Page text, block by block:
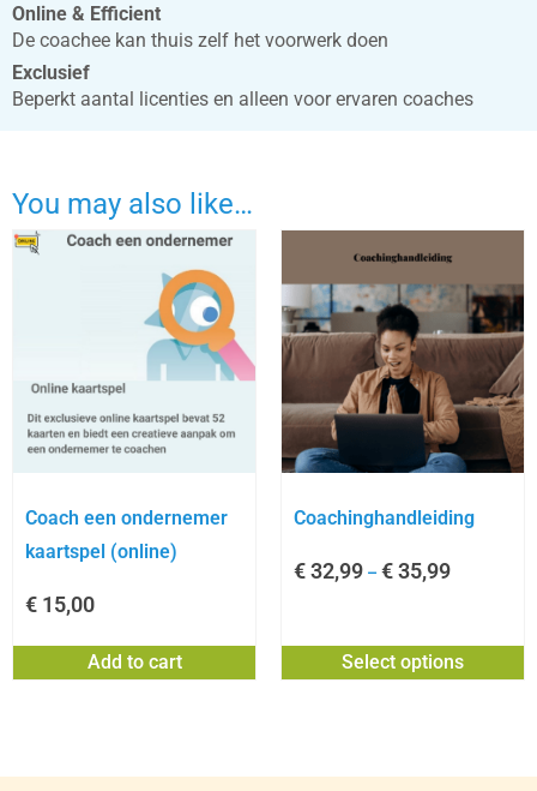
Online & Efficient
De coachee kan thuis zelf het voorwerk doen
Exclusief
Beperkt aantal licenties en alleen voor ervaren coaches
You may also like…
Coach een ondernemer
kaartspel (online)
€ 15,00
Add to cart
Coachinghandleiding
€32,99 – €35,99
Select options